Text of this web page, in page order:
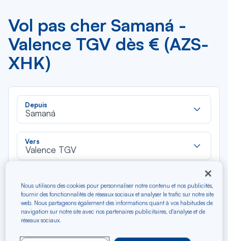
Vol pas cher Samaná -
Valence TGV dès € (AZS-
XHK)
Depuis
Samaná
Vers
Valence TGV
Aller-Retour Aller simple
Filtrer Vider
Nous utilisons des cookies pour personnaliser notre contenu et nos publicités,
fournir des fonctionnalités de réseaux sociaux et analyser le trafic sur notre site
web. Nous partageons également des informations quant à vos habitudes de
navigation sur notre site avec nos partenaires publicitaires, d'analyse et de
réseaux sociaux.